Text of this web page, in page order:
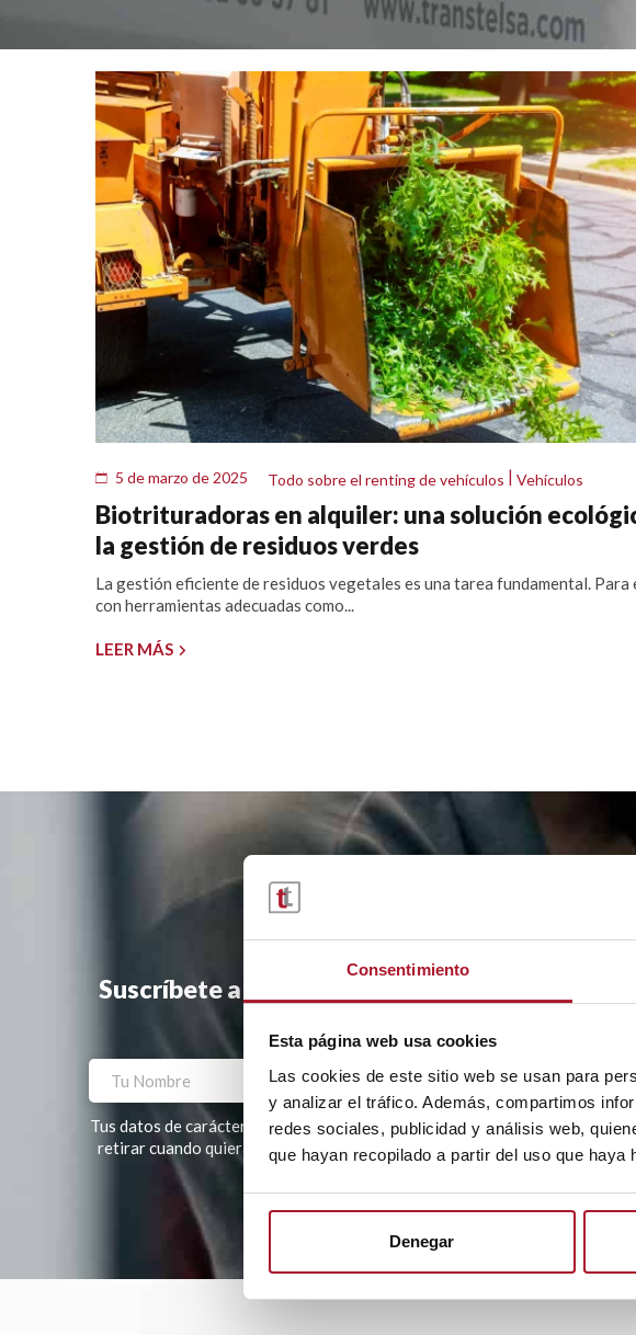
Consentimiento
Esta página web usa cookies
Las cookies de este sitio web se usan para
y analizar el tráfico. Además, compartimos
redes sociales, publicidad y análisis web,
que hayan recopilado a partir del uso que haya
Denegar
5 de marzo de 2025 Todo sobre el renting de vehículos | Vehículos
Biotrituradoras en alquiler: una solución
la gestión de residuos verdes
La gestión eficiente de residuos vegetales es una tarea fundamental. Para
con herramientas adecuadas como...
LEER MÁS
Suscríbete a la newsletter y te haremos
Tus datos de carácter personal tratados por TRANSTEL, S.A. con la
retirar cuando quieras. Tus datos no serán cedidos a terceros. Tienes
Por favor, deja este campo vacío.